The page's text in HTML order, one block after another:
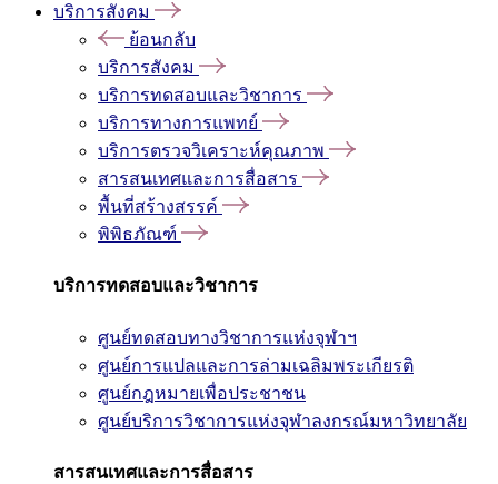
บริการสังคม
ย้อนกลับ
บริการสังคม
บริการทดสอบและวิชาการ
บริการทางการแพทย์
บริการตรวจวิเคราะห์คุณภาพ
สารสนเทศและการสื่อสาร
พื้นที่สร้างสรรค์
พิพิธภัณฑ์
บริการทดสอบและวิชาการ
ศูนย์ทดสอบทางวิชาการแห่งจุฬาฯ
ศูนย์การแปลและการล่ามเฉลิมพระเกียรติ
ศูนย์กฎหมายเพื่อประชาชน
ศูนย์บริการวิชาการแห่งจุฬาลงกรณ์มหาวิทยาลัย
สารสนเทศและการสื่อสาร